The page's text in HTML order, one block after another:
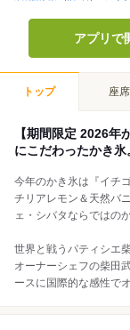
アプリで
トップ 座席
【期間限定 2026
にこだわったかき氷
今年のかき氷は『イチ
チリアレモン＆天然バ
ェ・シバタならではの
世界と戦うパティシエ
オーナーシェフの柴田
ースに国際的な感性で